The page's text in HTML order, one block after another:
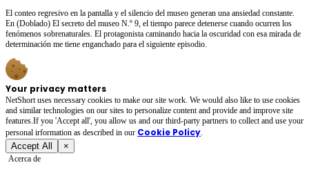
El conteo regresivo en la pantalla y el silencio del museo generan una ansiedad constante.
En (Doblado) El secreto del museo N.º 9, el tiempo parece detenerse cuando ocurren los
fenómenos sobrenaturales. El protagonista caminando hacia la oscuridad con esa mirada de
determinación me tiene enganchado para el siguiente episodio.
Your privacy matters
NetShort uses necessary cookies to make our site work. We would also like to use cookies
and similar technologies on our sites to personalize content and provide and improve site
features.If you 'Accept all', you allow us and our third-party partners to collect and use your
personal irformation as described in our Cookie Policy.
Accept All ×
Acerca de